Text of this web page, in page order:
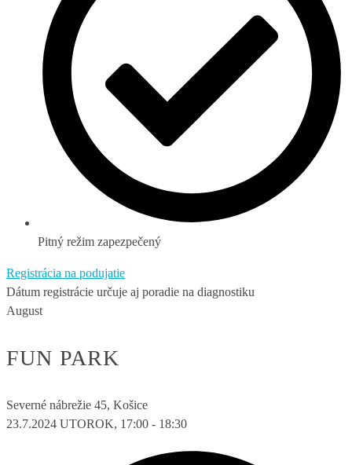
Pitný režim zapezpečený
Registrácia na podujatie
Dátum registrácie určuje aj poradie na diagnostiku
August
FUN PARK
Severné nábrežie 45, Košice
23.7.2024 UTOROK, 17:00 - 18:30